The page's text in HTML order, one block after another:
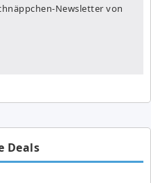
Newsletter von
Deals